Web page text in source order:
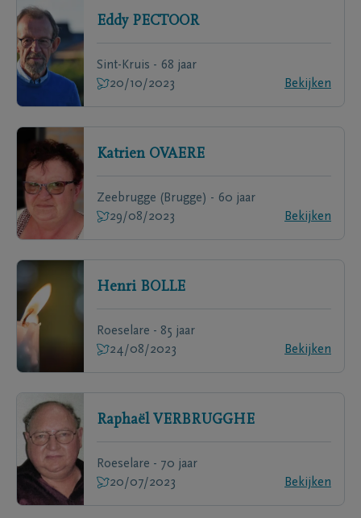
Eddy PECTOOR
Sint-Kruis - 68 jaar
20/10/2023
Bekijken
Katrien OVAERE
Zeebrugge (Brugge) - 60 jaar
29/08/2023
Bekijken
Henri BOLLE
Roeselare - 85 jaar
24/08/2023
Bekijken
Raphaël VERBRUGGHE
Roeselare - 70 jaar
20/07/2023
Bekijken